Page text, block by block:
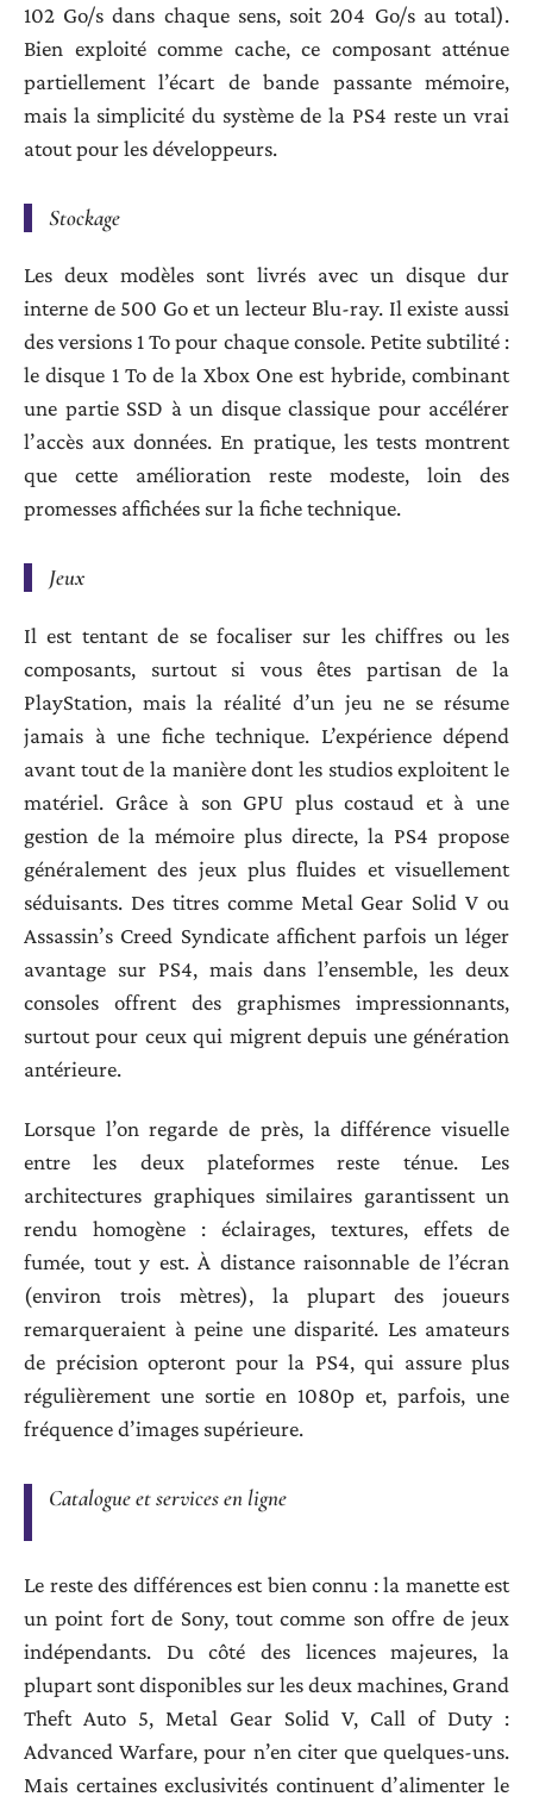
102 Go/s dans chaque sens, soit 204 Go/s au total).
Bien exploité comme cache, ce composant atténue
partiellement l’écart de bande passante mémoire,
mais la simplicité du système de la PS4 reste un vrai
atout pour les développeurs.
Stockage
Les deux modèles sont livrés avec un disque dur
interne de 500 Go et un lecteur Blu-ray. Il existe aussi
des versions 1 To pour chaque console. Petite subtilité :
le disque 1 To de la Xbox One est hybride, combinant
une partie SSD à un disque classique pour accélérer
l’accès aux données. En pratique, les tests montrent
que cette amélioration reste modeste, loin des
promesses affichées sur la fiche technique.
Jeux
Il est tentant de se focaliser sur les chiffres ou les
composants, surtout si vous êtes partisan de la
PlayStation, mais la réalité d’un jeu ne se résume
jamais à une fiche technique. L’expérience dépend
avant tout de la manière dont les studios exploitent le
matériel. Grâce à son GPU plus costaud et à une
gestion de la mémoire plus directe, la PS4 propose
généralement des jeux plus fluides et visuellement
séduisants. Des titres comme Metal Gear Solid V ou
Assassin’s Creed Syndicate affichent parfois un léger
avantage sur PS4, mais dans l’ensemble, les deux
consoles offrent des graphismes impressionnants,
surtout pour ceux qui migrent depuis une génération
antérieure.
Lorsque l’on regarde de près, la différence visuelle
entre les deux plateformes reste ténue. Les
architectures graphiques similaires garantissent un
rendu homogène : éclairages, textures, effets de
fumée, tout y est. À distance raisonnable de l’écran
(environ trois mètres), la plupart des joueurs
remarqueraient à peine une disparité. Les amateurs
de précision opteront pour la PS4, qui assure plus
régulièrement une sortie en 1080p et, parfois, une
fréquence d’images supérieure.
Catalogue et services en ligne
Le reste des différences est bien connu : la manette est
un point fort de Sony, tout comme son offre de jeux
indépendants. Du côté des licences majeures, la
plupart sont disponibles sur les deux machines, Grand
Theft Auto 5, Metal Gear Solid V, Call of Duty :
Advanced Warfare, pour n’en citer que quelques-uns.
Mais certaines exclusivités continuent d’alimenter le